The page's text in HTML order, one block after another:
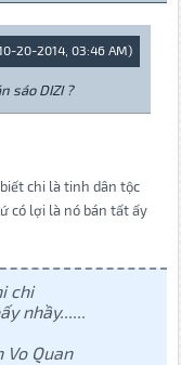
20-2014, 03:46 AM)
sáo DIZI ?
chi là tinh dân tộc
có lợi là nó bán tất ấy
chi
nhầy......